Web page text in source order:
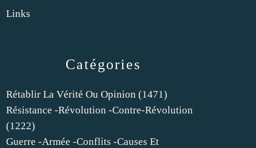
Catégories
Rétablir La Vérité Ou Opinion (1471)
Résistance -révolution -contre-Révolution
(1222)
Guerre -armée -conflits -causes Et
Links